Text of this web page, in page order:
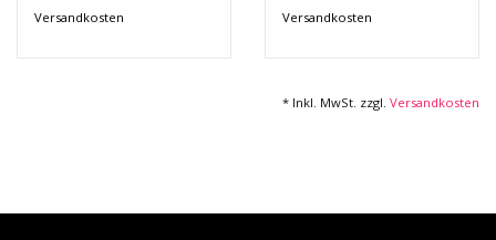
Versandkosten
Versandkosten
* Inkl. MwSt. zzgl. Versandkosten